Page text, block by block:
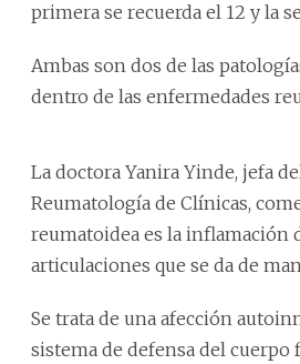
primera se recuerda el 12 y la
Ambas son dos de las
dentro de las enfermedades
La doctora Yanira Yinde, jefa
Reumatología de Clínicas,
reumatoidea es la inflamación
articulaciones que se da de
Se trata de una afección
sistema de defensa del cuerpo